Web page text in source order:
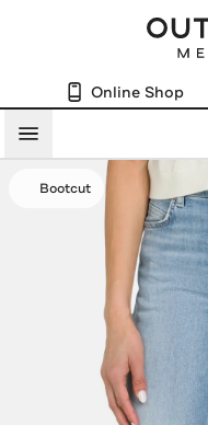
Online Shop
Menü
Bootcut